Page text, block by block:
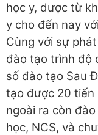
học y, dược từ
y cho đến nay
Cùng với sự
đào tạo trình độ
số đào tạo Sau
tạo được 20 tiến
ngoài ra còn
học, NCS, và